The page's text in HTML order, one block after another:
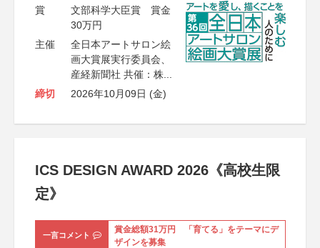
賞
文部科学大臣賞 賞金
30万円
主催
全日本アートサロン絵
画大賞展実行委員会、
産経新聞社 共催：株...
締切
2026年10月09日 (金)
ICS DESIGN AWARD 2026《高校生限
定》
一言コメント
賞金総額31万円 「育てる」をテーマにデ
ザインを募集